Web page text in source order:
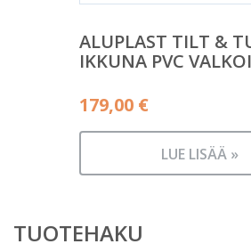
ALUPLAST TILT &
IKKUNA PVC
179,00 €
LUE LISÄÄ »
TUOTEHAKU